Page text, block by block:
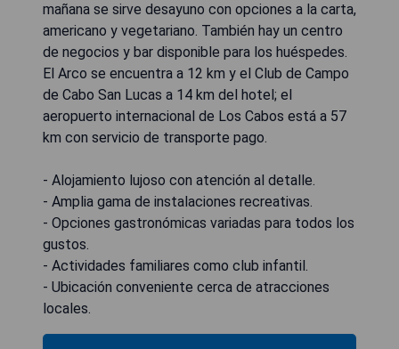
mañana se sirve desayuno con opciones a la carta,
americano y vegetariano. También hay un centro
de negocios y bar disponible para los huéspedes.
El Arco se encuentra a 12 km y el Club de Campo
de Cabo San Lucas a 14 km del hotel; el
aeropuerto internacional de Los Cabos está a 57
km con servicio de transporte pago.
- Alojamiento lujoso con atención al detalle.
- Amplia gama de instalaciones recreativas.
- Opciones gastronómicas variadas para todos los
gustos.
- Actividades familiares como club infantil.
- Ubicación conveniente cerca de atracciones
locales.